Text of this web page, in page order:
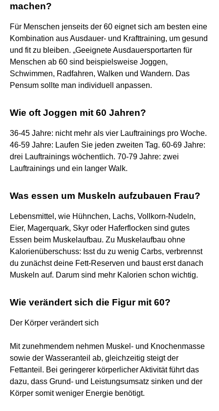
machen?
Für Menschen jenseits der 60 eignet sich am besten eine
Kombination aus Ausdauer- und Krafttraining, um gesund
und fit zu bleiben. „Geeignete Ausdauersportarten für
Menschen ab 60 sind beispielsweise Joggen,
Schwimmen, Radfahren, Walken und Wandern. Das
Pensum sollte man individuell anpassen.
Wie oft Joggen mit 60 Jahren?
36-45 Jahre: nicht mehr als vier Lauftrainings pro Woche.
46-59 Jahre: Laufen Sie jeden zweiten Tag. 60-69 Jahre:
drei Lauftrainings wöchentlich. 70-79 Jahre: zwei
Lauftrainings und ein langer Walk.
Was essen um Muskeln aufzubauen Frau?
Lebensmittel, wie Hühnchen, Lachs, Vollkorn-Nudeln,
Eier, Magerquark, Skyr oder Haferflocken sind gutes
Essen beim Muskelaufbau. Zu Muskelaufbau ohne
Kalorienüberschuss: Isst du zu wenig Carbs, verbrennst
du zunächst deine Fett-Reserven und baust erst danach
Muskeln auf. Darum sind mehr Kalorien schon wichtig.
Wie verändert sich die Figur mit 60?
Der Körper verändert sich
Mit zunehmendem nehmen Muskel- und Knochenmasse
sowie der Wasseranteil ab, gleichzeitig steigt der
Fettanteil. Bei geringerer körperlicher Aktivität führt das
dazu, dass Grund- und Leistungsumsatz sinken und der
Körper somit weniger Energie benötigt.